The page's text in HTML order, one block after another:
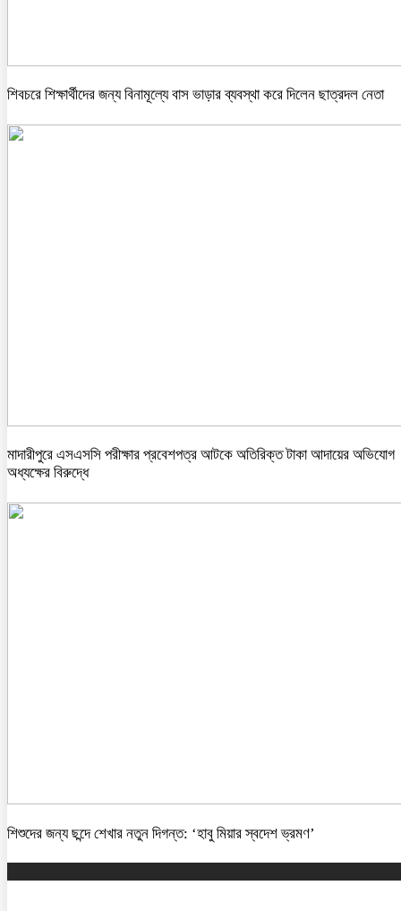
শিবচরে শিক্ষার্থীদের জন্য বিনামূল্যে বাস ভাড়ার ব্যবস্থা করে দিলেন ছাত্রদল নেতা
মাদারীপুরে এসএসসি পরীক্ষার প্রবেশপত্র আটকে অতিরিক্ত টাকা আদায়ের অভিযোগ
অধ্যক্ষের বিরুদ্ধে
শিশুদের জন্য ছন্দে শেখার নতুন দিগন্ত: ‘হাবু মিয়ার স্বদেশ ভ্রমণ’